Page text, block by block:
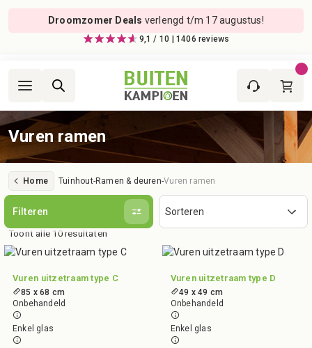
Droomzomer Deals verlengd t/m 17 augustus!
9,1 / 10 | 1406 reviews
Vuren ramen
Home Tuinhout-Ramen & deuren-Vuren ramen
Toont alle 10 resultaten
Filteren
Vuren uitzetraam type C
85 x 68 cm
Onbehandeld
Enkel glas
Vuren uitzetraam type D
49 x 49 cm
Onbehandeld
Enkel glas